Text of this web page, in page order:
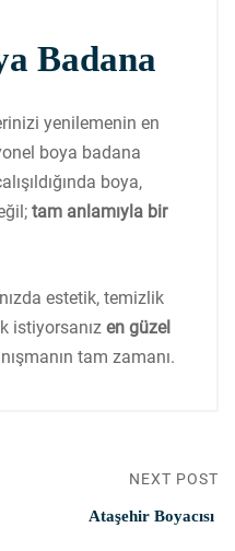
Badana
yenilemenin en
boya badana
boya,
tam anlamıyla bir
estetik, temizlik
istiyorsanız en güzel
tam zamanı.
NEXT POST
Ataşehir Boyacısı